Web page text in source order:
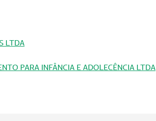
LTDA
PARA INFÂNCIA E ADOLECÊNCIA LTDA